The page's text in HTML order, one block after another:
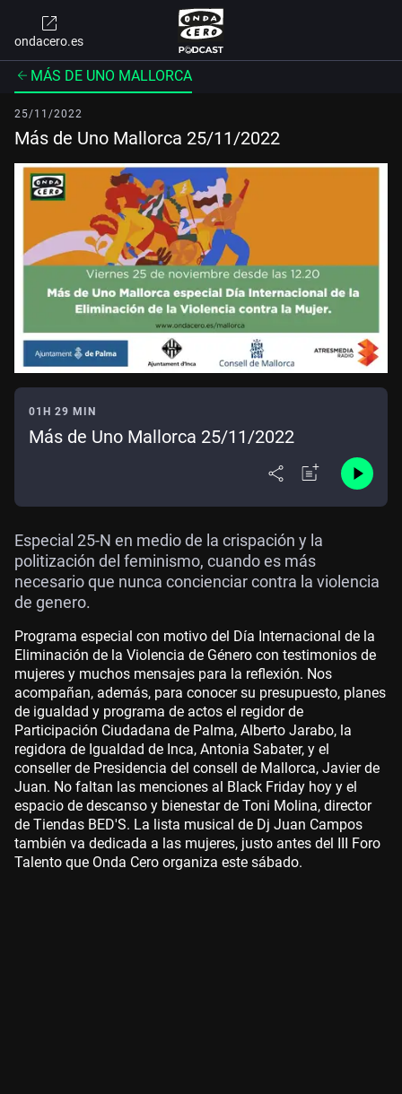
ondacero.es
MÁS DE UNO MALLORCA
25/11/2022
Más de Uno Mallorca 25/11/2022
01H 29 MIN
Más de Uno Mallorca 25/11/2022
Especial 25-N en medio de la crispación y la
politización del feminismo, cuando es más
necesario que nunca concienciar contra la violencia
de genero.
Programa especial con motivo del Día Internacional de la
Eliminación de la Violencia de Género con testimonios de
mujeres y muchos mensajes para la reflexión. Nos
acompañan, además, para conocer su presupuesto, planes
de igualdad y programa de actos el regidor de
Participación Ciudadana de Palma, Alberto Jarabo, la
regidora de Igualdad de Inca, Antonia Sabater, y el
conseller de Presidencia del consell de Mallorca, Javier de
Juan. No faltan las menciones al Black Friday hoy y el
espacio de descanso y bienestar de Toni Molina, director
de Tiendas BED'S. La lista musical de Dj Juan Campos
también va dedicada a las mujeres, justo antes del III Foro
Talento que Onda Cero organiza este sábado.